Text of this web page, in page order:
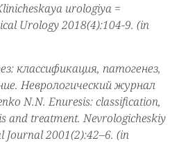
urologiya =
Urology 2018(4):104-9. (in
классификация, патогенез,
Неврологический журнал
N.N. Enuresis: classification,
and treatment. Nevrologicheskiy
Journal 2001(2):42–6. (in